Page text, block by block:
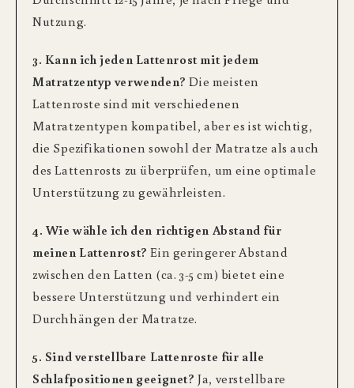
Nutzung.
3. Kann ich jeden Lattenrost mit jedem
Matratzentyp verwenden? Die meisten
Lattenroste sind mit verschiedenen
Matratzentypen kompatibel, aber es ist wichtig,
die Spezifikationen sowohl der Matratze als auch
des Lattenrosts zu überprüfen, um eine optimale
Unterstützung zu gewährleisten.
4. Wie wähle ich den richtigen Abstand für
meinen Lattenrost? Ein geringerer Abstand
zwischen den Latten (ca. 3-5 cm) bietet eine
bessere Unterstützung und verhindert ein
Durchhängen der Matratze.
5. Sind verstellbare Lattenroste für alle
Schlafpositionen geeignet? Ja, verstellbare